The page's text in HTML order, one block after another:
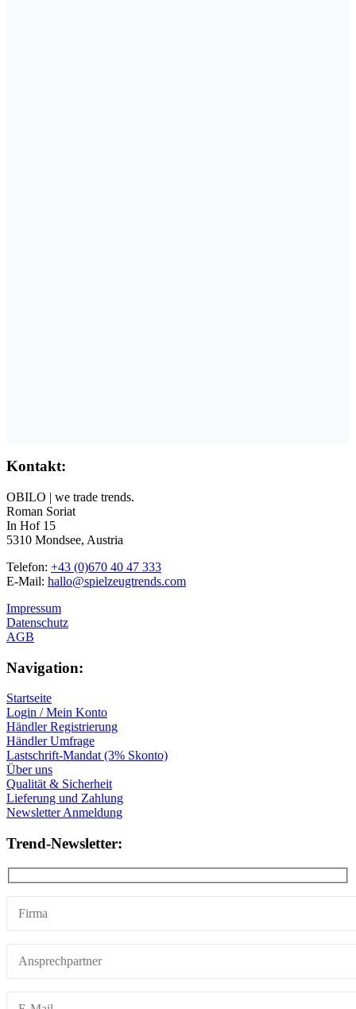
Kontakt:
OBILO | we trade trends.
Roman Soriat
In Hof 15
5310 Mondsee, Austria
Telefon: +43 (0)670 40 47 333
E-Mail: hallo@spielzeugtrends.com
Impressum
Datenschutz
AGB
Navigation:
Startseite
Login / Mein Konto
Händler Registrierung
Händler Umfrage
Lastschrift-Mandat (3% Skonto)
Über uns
Qualität & Sicherheit
Lieferung und Zahlung
Newsletter Anmeldung
Trend-Newsletter: